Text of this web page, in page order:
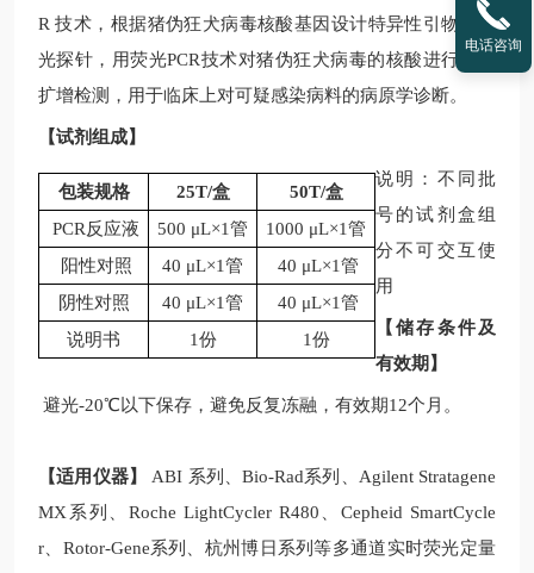
R技术，根据猪伪狂犬病毒核酸基因设计特异性引物和荧
光探针，用荧光PCR技术对猪伪狂犬病毒的核酸进行体外
扩增检测，用于临床上对可疑感染病料的病原学诊断。
【试剂组成】
包装规格 25T/盒 50T/盒
PCR反应液
500 μL×1管
1000 μL×1管
阳性对照
40 μL×1管
40 μL×1管
阴性对照
40 μL×1管
40 μL×1管
说明书
1份 1份
说明：不同批
号的试剂盒组
分不可交互使
用
【储存条件及
有效期】
避光-20℃以下保存，避免反复冻融，有效期12个月。
【适用仪器】
ABI 系列、Bio-Rad系列、Agilent Stratagene
MX系列、Roche LightCycler R480、Cepheid SmartCycle
r、Rotor-Gene系列、杭州博日系列等多通道实时荧光定量
电话咨询